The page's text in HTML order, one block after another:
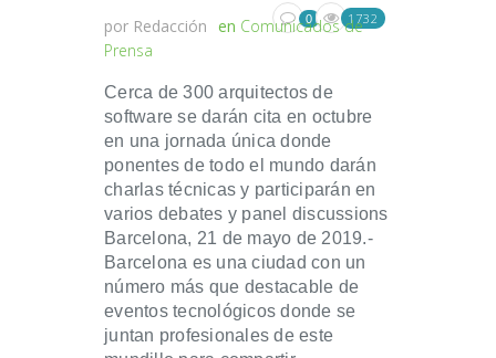
por Redacción en Comunicados de
Prensa
0 1732
Cerca de 300 arquitectos de
software se darán cita en octubre
en una jornada única donde
ponentes de todo el mundo darán
charlas técnicas y participarán en
varios debates y panel discussions
Barcelona, 21 de mayo de 2019.-
Barcelona es una ciudad con un
número más que destacable de
eventos tecnológicos donde se
juntan profesionales de este